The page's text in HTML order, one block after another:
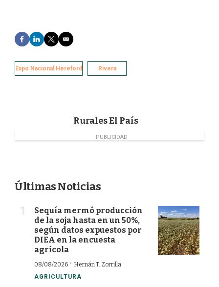
F
a
e
b
L
i
k
e
T
w
t
t
E
m
i
l
Expo Nacional Hereford Rivera
Rurales El País
PUBLICIDAD
Últimas Noticias
Sequía mermó producción
de la soja hasta en un 50%,
según datos expuestos por
DIEA en la encuesta
agrícola
08/08/2026 · Hernán T. Zorrilla
AGRICULTURA